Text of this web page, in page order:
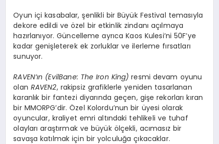
Oyun içi kasabalar, şenlikli bir Büyük Festival temasıyla
dekore edildi ve özel bir etkinlik zindanı açılmaya
hazırlanıyor. Güncelleme ayrıca Kaos Kulesi’ni 50F’ye
kadar genişleterek ek zorluklar ve ilerleme fırsatları
sunuyor.
RAVEN’ın (EvilBane: The Iron King) resmi devam oyunu
olan RAVEN2, rakipsiz grafiklerle yeniden tasarlanan
karanlık bir fantezi diyarında geçen, gişe rekorları kıran
bir MMORPG’dir. Özel Kolordu’nun bir üyesi olarak
oyuncular, kraliyet emri altındaki tehlikeli ve tuhaf
olayları araştırmak ve büyük ölçekli, acımasız bir
savaşa katılmak için bir yolculuğa çıkacaklar.